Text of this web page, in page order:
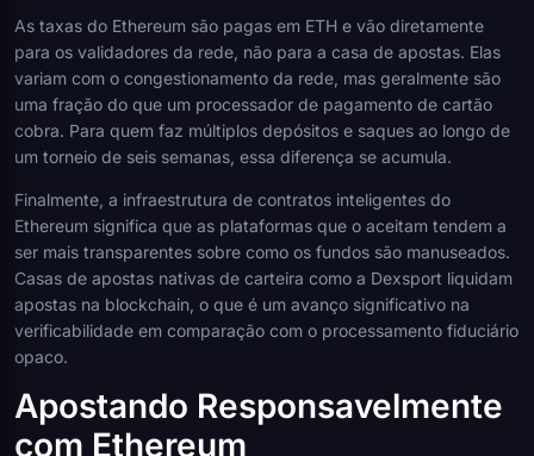
As taxas do Ethereum são pagas em ETH e vão diretamente
para os validadores da rede, não para a casa de apostas. Elas
variam com o congestionamento da rede, mas geralmente são
uma fração do que um processador de pagamento de cartão
cobra. Para quem faz múltiplos depósitos e saques ao longo de
um torneio de seis semanas, essa diferença se acumula.
Finalmente, a infraestrutura de contratos inteligentes do
Ethereum significa que as plataformas que o aceitam tendem a
ser mais transparentes sobre como os fundos são manuseados.
Casas de apostas nativas de carteira como a Dexsport liquidam
apostas na blockchain, o que é um avanço significativo na
verificabilidade em comparação com o processamento fiduciário
opaco.
Apostando Responsavelmente
com Ethereum